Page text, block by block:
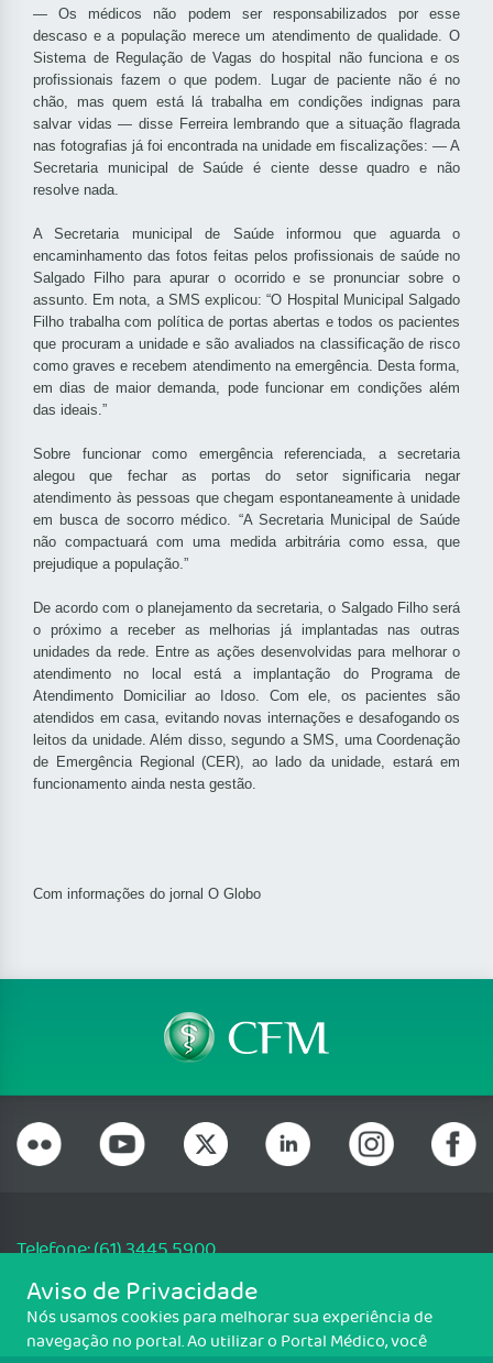
— Os médicos não podem ser responsabilizados por esse
descaso e a população merece um atendimento de qualidade. O
Sistema de Regulação de Vagas do hospital não funciona e os
profissionais fazem o que podem. Lugar de paciente não é no
chão, mas quem está lá trabalha em condições indignas para
salvar vidas — disse Ferreira lembrando que a situação flagrada
nas fotografias já foi encontrada na unidade em fiscalizações: — A
Secretaria municipal de Saúde é ciente desse quadro e não
resolve nada.
A Secretaria municipal de Saúde informou que aguarda o
encaminhamento das fotos feitas pelos profissionais de saúde no
Salgado Filho para apurar o ocorrido e se pronunciar sobre o
assunto. Em nota, a SMS explicou: “O Hospital Municipal Salgado
Filho trabalha com política de portas abertas e todos os pacientes
que procuram a unidade e são avaliados na classificação de risco
como graves e recebem atendimento na emergência. Desta forma,
em dias de maior demanda, pode funcionar em condições além
das ideais.”
Sobre funcionar como emergência referenciada, a secretaria
alegou que fechar as portas do setor significaria negar
atendimento às pessoas que chegam espontaneamente à unidade
em busca de socorro médico. “A Secretaria Municipal de Saúde
não compactuará com uma medida arbitrária como essa, que
prejudique a população.”
De acordo com o planejamento da secretaria, o Salgado Filho será
o próximo a receber as melhorias já implantadas nas outras
unidades da rede. Entre as ações desenvolvidas para melhorar o
atendimento no local está a implantação do Programa de
Atendimento Domiciliar ao Idoso. Com ele, os pacientes são
atendidos em casa, evitando novas internações e desafogando os
leitos da unidade. Além disso, segundo a SMS, uma Coordenação
de Emergência Regional (CER), ao lado da unidade, estará em
funcionamento ainda nesta gestão.
Com informações do jornal O Globo
Telefone: (61) 3445 5900
Email: cfm@portalmedico.org.br
SGAS 616, Conjunto D, Lote 115, L2 Sul, Brasília/DF - CEP: 70200-760 -
CNPJ: 33.583.550/0001-30
Aviso de Privacidade
Nós usamos cookies para melhorar sua experiência de
navegação no portal. Ao utilizar o Portal Médico, você